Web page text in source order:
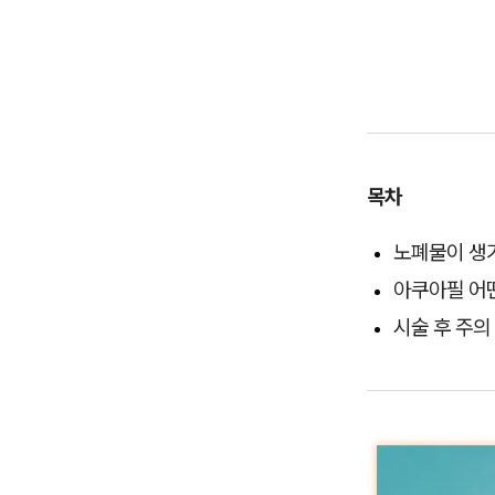
목차
노폐물이 생
아쿠아필 어
시술 후 주